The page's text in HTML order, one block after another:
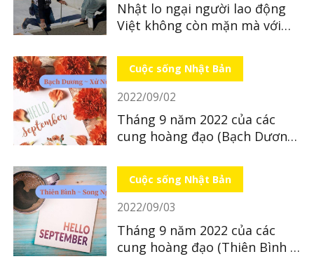
Nhật lo ngại người lao động
Việt không còn mặn mà với
Cuộc sống Nhật Bản
2022/09/02
Tháng 9 năm 2022 của các
cung hoàng đạo (Bạch Dương
Cuộc sống Nhật Bản
2022/09/03
Tháng 9 năm 2022 của các
cung hoàng đạo (Thiên Bình ~